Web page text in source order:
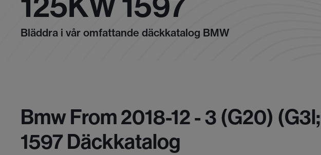
Bläddra i vår omfattande däckkatalog BMW
Bmw From 2018-12 - 3 (g20)
1597 Däckkatalog